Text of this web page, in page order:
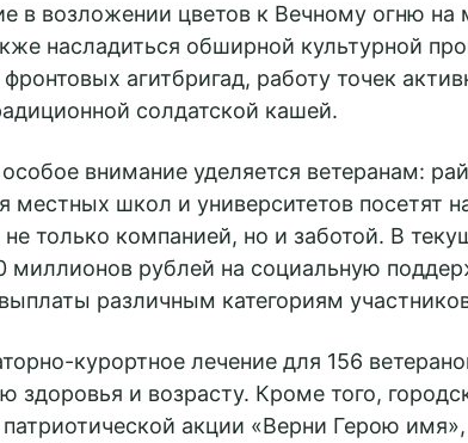
в возложении цветов к Вечному огню
насладиться обширной культурной
агитбригад, работу точек
солдатской кашей.
внимание уделяется ветеранам:
местных школ и университетов посетят
не только компанией, но и заботой. В
рублей на социальную
различным категориям
курортное лечение для 156
здоровья и возрасту. Кроме того,
акции «Верни Герою